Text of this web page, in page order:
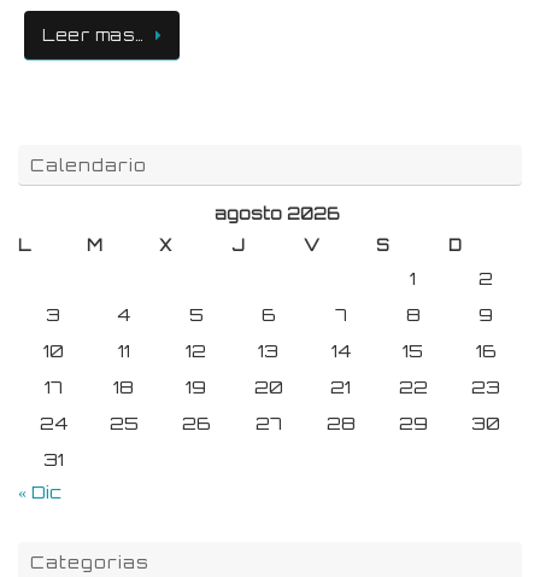
Leer mas…
Calendario
agosto 2026
L
M X J V S D
1
2
3
4 5 6 7 8
9
10
11 12 13 14 15
16
17
18 19 20 21 22
23
24
25 26 27 28 29
30
31
« Dic
Categorias